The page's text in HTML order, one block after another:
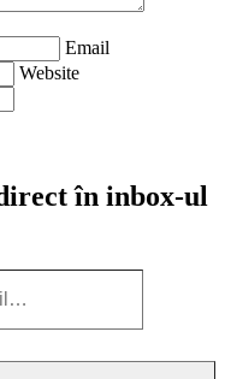
Email
Website
în inbox-ul